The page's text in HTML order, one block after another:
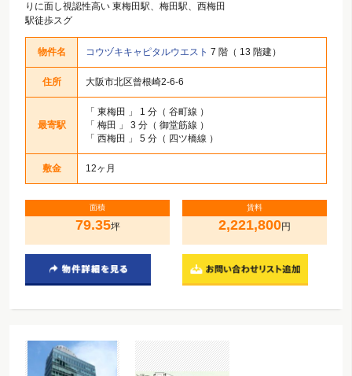
りに面し視認性高い 東梅田駅、梅田駅、西梅田
駅徒歩スグ
物件名 コウヅキキャピタルウエスト 7 階（ 13 階建）
住所 大阪市北区曾根崎2-6-6
最寄駅
「 東梅田
」 1 分（ 谷町線 ）
「 梅田
」 3 分（ 御堂筋線 ）
「 西梅田 」 5 分（ 四ツ橋線 ）
敷金 12ヶ月
面積
79.35坪
賃料
2,221,800円